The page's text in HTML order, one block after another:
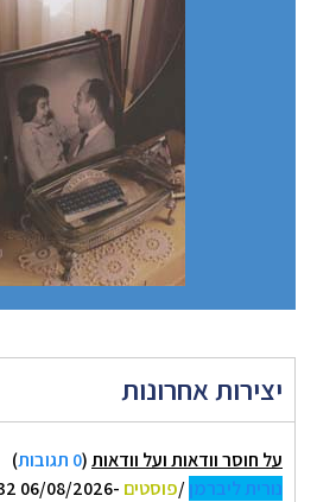
יצירות אחרונות
על חוסר וודאות ועל וודאות(0 תגובות
)
נורית ליברמן/פוסטים -06/08/2026 21:32